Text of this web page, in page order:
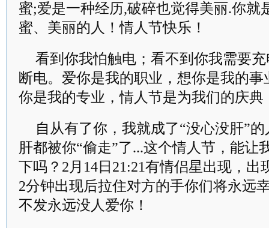
蜜;爱是一种经历,破碎也觉得美丽.你就
蜜、美丽的人！情人节快乐！
看到你我怕触电；看不到你我需要
断电。爱你是我的职业，想你是我的
你是我的专业，情人节是为我们的庆典
自从有了你，我就成了“没心没肝”
肝都被你“偷走”了...这个情人节，能让
下吗？2月14日21:21有情侣星出现，出
2分钟出现后拉住对方的手你们将永远
不发永远没人爱你！